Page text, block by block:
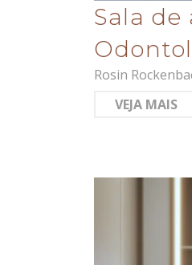
Sala
Rosin
VEJA MAIS